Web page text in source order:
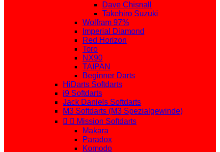
Dave Chisnall
Takehiro Suzuki
Wolfram 97%
Imperial Diamond
Red Horizon
Toro
NX90
TAIPAN
Beginner Darts
HiDarts Softdarts
i9 Softdarts
Jack Daniels Softdarts
M3 Softdarts (M3 Spezialgewinde)
  Mission Softdarts
Makara
Paradox
Komodo